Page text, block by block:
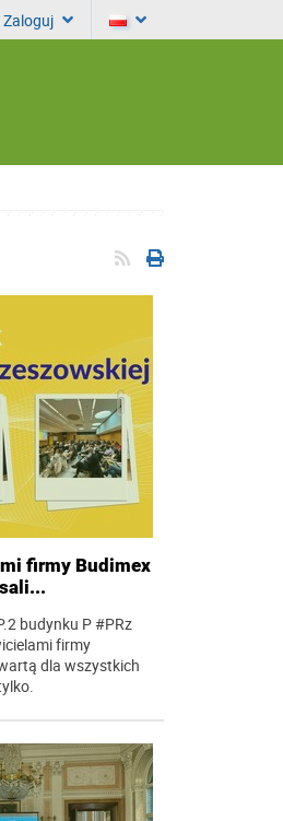
Zaloguj
firmy Budimex
budynku P #PRz
firmy
dla wszystkich